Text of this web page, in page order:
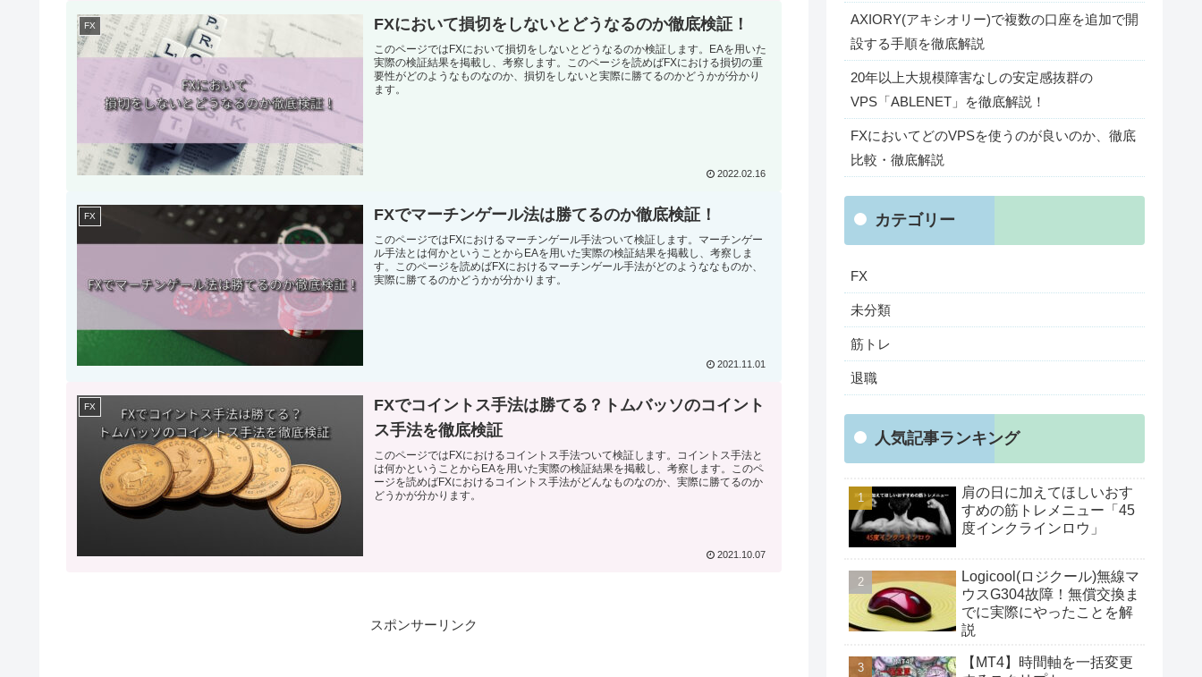
FX FXにおいて損切をしないとどうなるのか徹底検証！
このページではFXにおいて損切をしないとどうなるのか検証します。EAを用いた
実際の検証結果を掲載し、考察します。このページを読めばFXにおける損切の重
要性がどのようなものなのか、損切をしないと実際に勝てるのかどうかが分かり
ます。
2022.02.16
FX FXでマーチンゲール法は勝てるのか徹底検証！
このページではFXにおけるマーチンゲール手法ついて検証します。マーチンゲー
ル手法とは何かということからEAを用いた実際の検証結果を掲載し、考察しま
す。このページを読めばFXにおけるマーチンゲール手法がどのようななものか、
実際に勝てるのかどうかが分かります。
2021.11.01
FX
FXでコイントス手法は勝てる？トムバッソのコイント
ス手法を徹底検証
このページではFXにおけるコイントス手法ついて検証します。コイントス手法と
は何かということからEAを用いた実際の検証結果を掲載し、考察します。このペ
ージを読めばFXにおけるコイントス手法がどんなものなのか、実際に勝てるのか
どうかが分かります。
2021.10.07
スポンサーリンク
AXIORY(アキシオリー)で複数の口座を追加で開
設する手順を徹底解説
20年以上大規模障害なしの安定感抜群の
VPS「ABLENET」を徹底解説！
FXにおいてどのVPSを使うのが良いのか、徹底
比較・徹底解説
カテゴリー
FX
未分類
筋トレ
退職
人気記事ランキング
肩の日に加えてほしいおす
すめの筋トレメニュー「45
度インクラインロウ」
Logicool(ロジクール)無線マ
ウスG304故障！無償交換ま
でに実際にやったことを解
説
【MT4】時間軸を一括変更